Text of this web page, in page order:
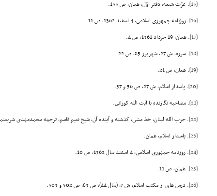
[15]
. عزّت شیعه، دفتر اوّل، همان، ص 155.
[16]
. روزنامه جمهورى اسلامى، 4 اسفند 1362، ص 11.
[17]
. همان، 19 خرداد 1361، ص 4.
[18]
. سوره، ش 27، شهریور 85، ص 22.
[19]
. همان، ص 21.
[20]
. پاسدار اسلام، ش 27، ص 56 و 57.
[21]
. مصاحبه نگارنده با آیت الله کورانى.
[22]
. حزب الله لبنان، خط مشى، گذشته و آینده آن، شیخ نعیم قاسم، ترجمه محمدمهدى
[23]
. پاسدار اسلام، همان.
[24]
. روزنامه جمهورى اسلامى، 4 اسفند سال 1362، ص 10.
[25]
. همان، ص 11.
[26]
. درس هاى از مکتب اسلام، ش 7، (سال 44)، ص 83، ص 502 و 503.